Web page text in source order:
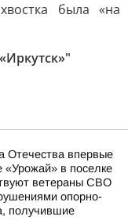
была «на
Отечества впервые
«Урожай» в поселке
ветераны СВО
опорно-
получившие